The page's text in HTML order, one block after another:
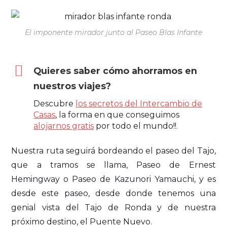
El imponente mirador junto al Paseo Blas Infante
Quieres saber cómo ahorramos en
nuestros viajes?
Descubre los secretos del Intercambio de
Casas, la forma en que conseguimos
alojarnos gratis por todo el mundo!!.
Nuestra ruta seguirá bordeando el paseo del Tajo,
que a tramos se llama, Paseo de Ernest
Hemingway o Paseo de Kazunori Yamauchi, y es
desde este paseo, desde donde tenemos una
genial vista del Tajo de Ronda y de nuestra
próximo destino, el Puente Nuevo.